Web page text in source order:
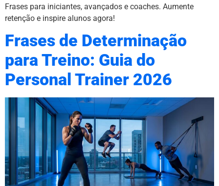
Frases para iniciantes, avançados e coaches. Aumente
retenção e inspire alunos agora!
Frases de Determinação
para Treino: Guia do
Personal Trainer 2026